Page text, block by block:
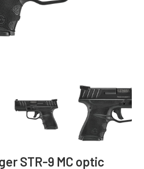
STR-9 MC optic